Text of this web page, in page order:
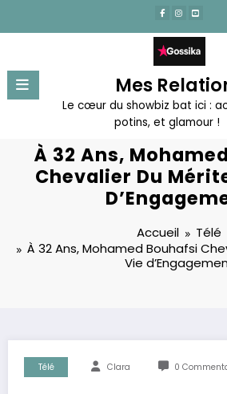
contenu
Mes
Le cœur du showbiz bat ici :
potins, et glamour !
À 32 Ans,
Chevalier Du
Accueil
Télé
À 32 Ans, Mohamed Bouhafsi
Vie
Télé Clara 0